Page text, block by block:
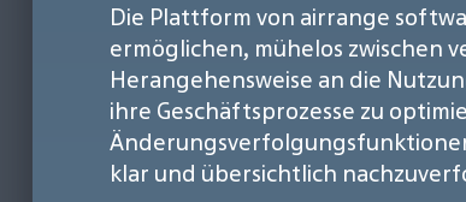
Die Plattform von airrange
ermöglichen, mühelos zwischen
Herangehensweise an die
ihre Geschäftsprozesse zu
klar und übersichtlich